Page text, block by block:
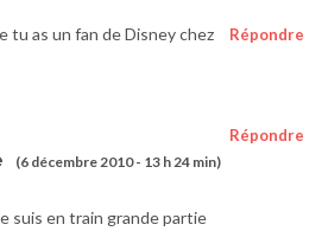
Répondre
tu as un fan de Disney chez
(6 décembre 2010 - 13 h 24 min)
Répondre
suis en train grande partie